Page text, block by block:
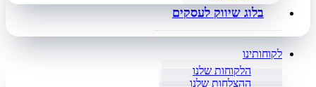
בלוג שיווק לעסקים
לקוחותינו
הלקוחות שלנו
ההצלחות שלנו